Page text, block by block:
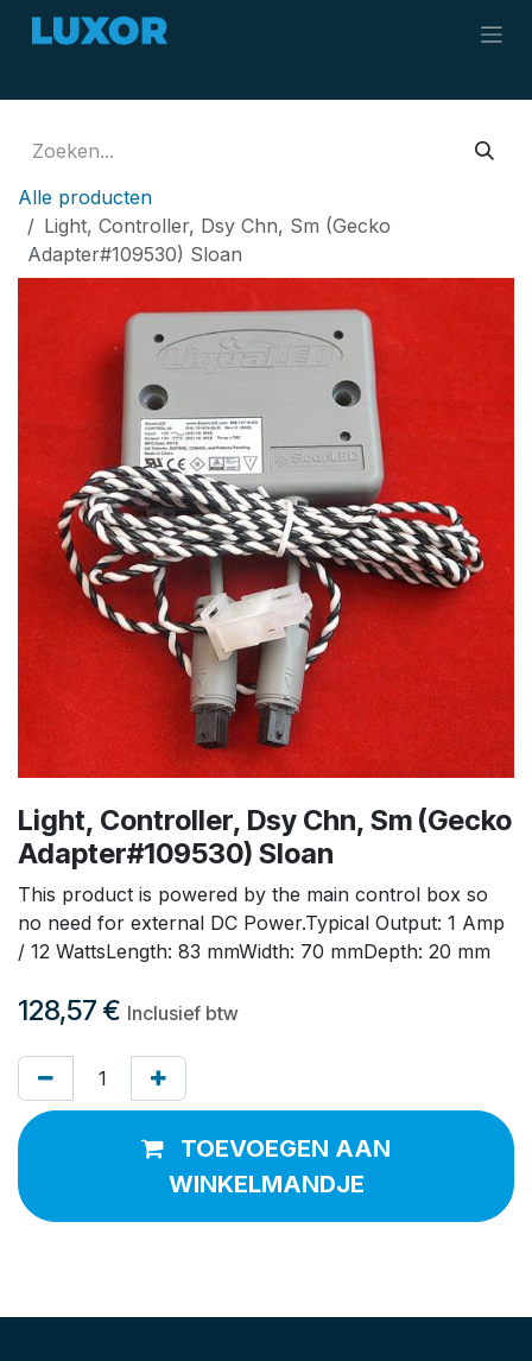
Overslaan naar inhoud
Alle producten
Light, Controller, Dsy Chn, Sm (Gecko
Adapter#109530) Sloan
Light, Controller, Dsy Chn, Sm (Gecko
Adapter#109530) Sloan
This product is powered by the main control box so
no need for external DC Power.Typical Output: 1 Amp
/ 12 WattsLength: 83 mmWidth: 70 mmDepth: 20 mm
128,57 € Inclusief btw
TOEVOEGEN AAN
WINKELMANDJE